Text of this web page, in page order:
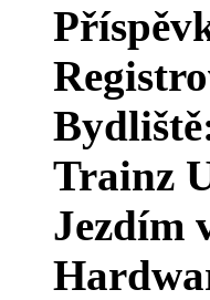
Trainz
Jezdím